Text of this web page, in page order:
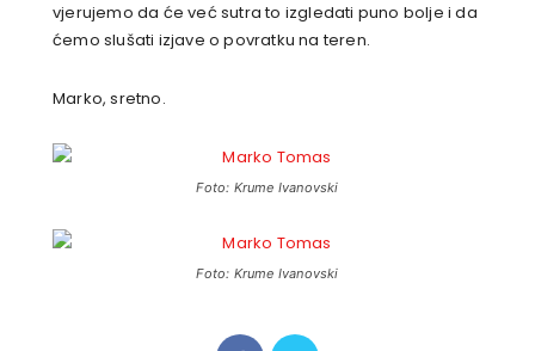
vjerujemo da će već sutra to izgledati puno bolje i da
ćemo slušati izjave o povratku na teren.
Marko, sretno.
Foto: Krume Ivanovski
Foto: Krume Ivanovski